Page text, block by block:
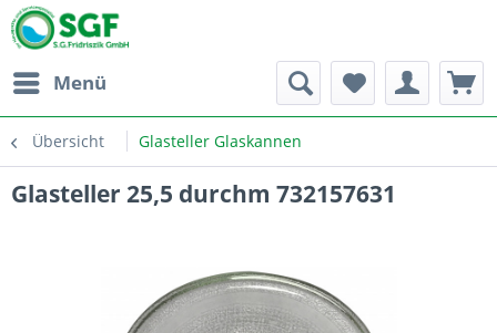
Menü
Übersicht Glasteller Glaskannen
Glasteller 25,5 durchm 732157631